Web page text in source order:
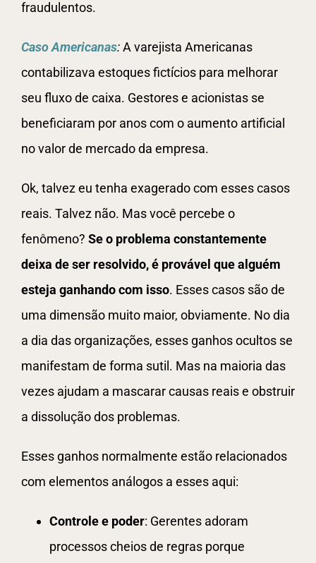
fraudulentos.
Caso Americanas:A varejista Americanas
contabilizava estoques fictícios para melhorar
seu fluxo de caixa. Gestores e acionistas se
beneficiaram por anos com o aumento artificial
no valor de mercado da empresa.
Ok, talvez eu tenha exagerado com esses casos
reais. Talvez não. Mas você percebe o
fenômeno? Se o problema constantemente
deixa de ser resolvido, é provável que alguém
esteja ganhando com isso. Esses casos são de
uma dimensão muito maior, obviamente. No dia
a dia das organizações, esses ganhos ocultos se
manifestam de forma sutil. Mas na maioria das
vezes ajudam a mascarar causas reais e obstruir
a dissolução dos problemas.
Esses ganhos normalmente estão relacionados
com elementos análogos a esses aqui:
Controle e poder: Gerentes adoram
processos cheios de regras porque